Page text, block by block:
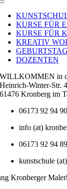
Toggle
Navigation
KURSE FÜR
KURSE FÜR
KREATIV
DOZENTEN
WILLKOMMEN in
Heinrich-Winter-Str.
61476 Kronberg im
06173 92 94 90
info (at)
06173 92 94 89
kunstschule
Kronberger